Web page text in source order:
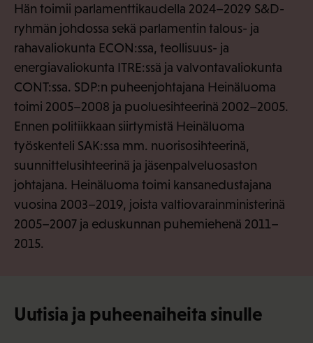
Hän toimii parlamenttikaudella 2024–2029 S&D-
ryhmän johdossa sekä parlamentin talous- ja
rahavaliokunta ECON:ssa, teollisuus- ja
energiavaliokunta ITRE:ssä ja valvontavaliokunta
CONT:ssa. SDP:n puheenjohtajana Heinäluoma
toimi 2005–2008 ja puoluesihteerinä 2002–2005.
Ennen politiikkaan siirtymistä Heinäluoma
työskenteli SAK:ssa mm. nuorisosihteerinä,
suunnittelusihteerinä ja jäsenpalveluosaston
johtajana. Heinäluoma toimi kansanedustajana
vuosina 2003–2019, joista valtiovarainministerinä
2005–2007 ja eduskunnan puhemiehenä 2011–
2015.
Uutisia ja puheenaiheita sinulle